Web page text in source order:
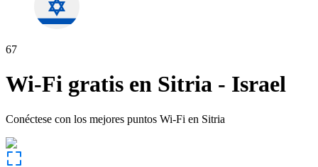
67
Wi-Fi gratis en Sitria - Israel
Conéctese con los mejores puntos Wi-Fi en Sitria